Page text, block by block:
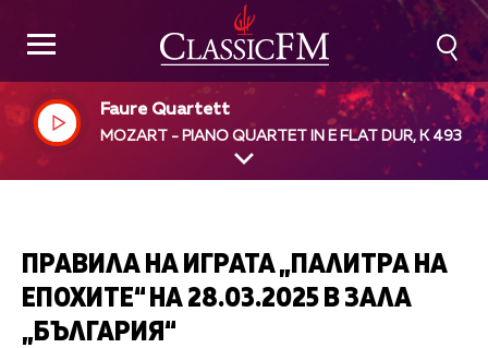
Faure Quartett
MOZART - PIANO QUARTET IN E FLAT DUR, K 493
ПРАВИЛА НА ИГРАТА „ПАЛИТРА НА
ЕПОХИТЕ“ НА 28.03.2025 В ЗАЛА
„БЪЛГАРИЯ“